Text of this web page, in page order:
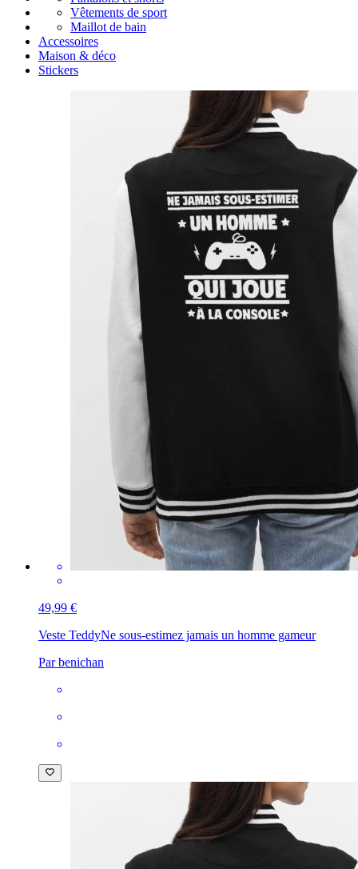
Vêtements de sport
Maillot de bain
Accessoires
Maison & déco
Stickers
49,99 €
Veste TeddyNe sous-estimez jamais un homme gameur
Par benichan